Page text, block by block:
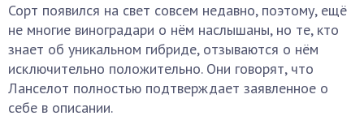
Сорт появился на свет совсем недавно, поэтому, ещё
не многие виноградари о нём наслышаны, но те, кто
знает об уникальном гибриде, отзываются о нём
исключительно положительно. Они говорят, что
Ланселот полностью подтверждает заявленное о
себе в описании.